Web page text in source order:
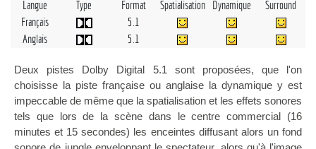
Langue Type Format Spatialisation Dynamique
Surround
Français
5.1
Anglais
5.1
Deux pistes Dolby Digital 5.1 sont proposées, que l'on
choisisse la piste française ou anglaise la dynamique y est
impeccable de même que la spatialisation et les effets sonores
tels que lors de la scène dans le centre commercial (16
minutes et 15 secondes) les enceintes diffusant alors un fond